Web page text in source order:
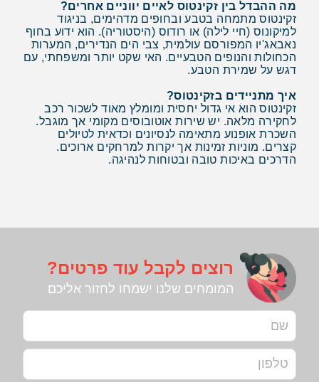
מה ההבדל בין זקינטוס לאיים יווניים אחרים?
זקינטוס מתמחה בטבע ובחופים מדהימים, בניגוד
למיקונוס (חיי לילה) או רודוס (היסטוריה). הוא ידוע בחוף
נאבאג'יו המפורסם עולמית, צבי הים הנדירים, המערות
הכחולות והנופים הטבעיים. האי שקט יותר ומשפחתי, עם
דגש על שמירת הטבע.
איך מתניידים בזקינטוס?
זקינטוס הוא אי גדול יחסית ומומלץ מאוד לשכור רכב
לחקירה מלאה. יש שירות אוטובוסים מקומי אך מוגבל.
השכרת אופנוע מתאימה לנסיונים וכדאית לטיולים
קצרים. מוניות זמינות אך יקרות למרחקים ארוכים.
הדרכים באיכות טובה ובטוחות לנהיגה.
רוצים לקבל עוד פרטים?
המומחים שלנו ישמחו לחזור אליכם